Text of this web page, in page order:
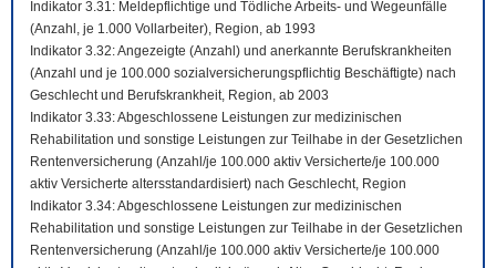
Indikator 3.31: Meldepflichtige und Tödliche Arbeits- und Wegeunfälle
(Anzahl, je 1.000 Vollarbeiter), Region, ab 1993
Indikator 3.32: Angezeigte (Anzahl) und anerkannte Berufskrankheiten
(Anzahl und je 100.000 sozialversicherungspflichtig Beschäftigte) nach
Geschlecht und Berufskrankheit, Region, ab 2003
Indikator 3.33: Abgeschlossene Leistungen zur medizinischen
Rehabilitation und sonstige Leistungen zur Teilhabe in der Gesetzlichen
Rentenversicherung (Anzahl/je 100.000 aktiv Versicherte/je 100.000
aktiv Versicherte altersstandardisiert) nach Geschlecht, Region
Indikator 3.34: Abgeschlossene Leistungen zur medizinischen
Rehabilitation und sonstige Leistungen zur Teilhabe in der Gesetzlichen
Rentenversicherung (Anzahl/je 100.000 aktiv Versicherte/je 100.000